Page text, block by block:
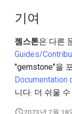
기여
젬스톤은 다른
Guides/
"gemstone"을
Documentation
니다. 더 쉬울
2023년 7월 18